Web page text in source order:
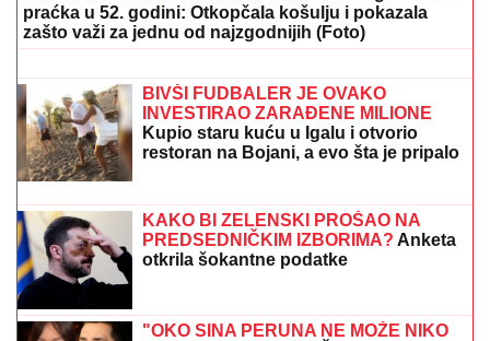
CECU NIKO NIJE PREPOZNAO NA
AERODROMULeti iz Malage za
naočare (FOTO)